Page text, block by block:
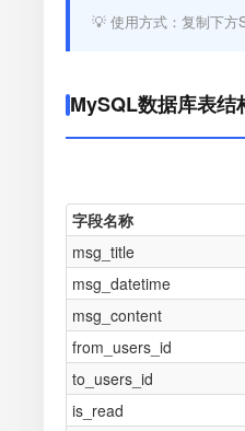
💡 使用方式：复制下方
MySQL数据库表结
字段名称
msg_title
msg_datetime
msg_content
from_users_id
to_users_id
is_read